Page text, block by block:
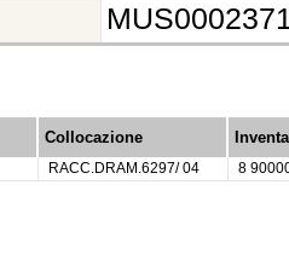
Collocazione
RACC.DRAM.6297/ 04 8